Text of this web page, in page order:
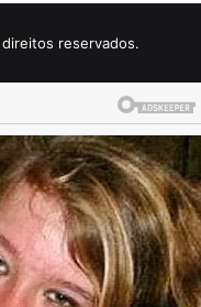
reservados.